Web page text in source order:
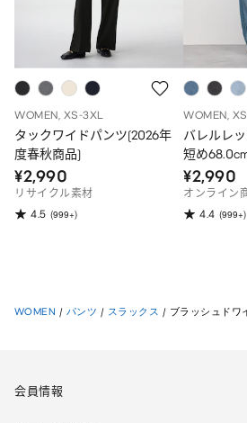
WOMEN, XS-3XL
タックワイドパンツ(2026年
度春秋商品)
¥2,990
リサイクル素材
4.5 (999+)
WOMEN,
バレルレ
短め
¥2,990
オンライン
4.4 (999+)
WOMEN / パンツ / スラックス / ブラッシュドワ
会員情報